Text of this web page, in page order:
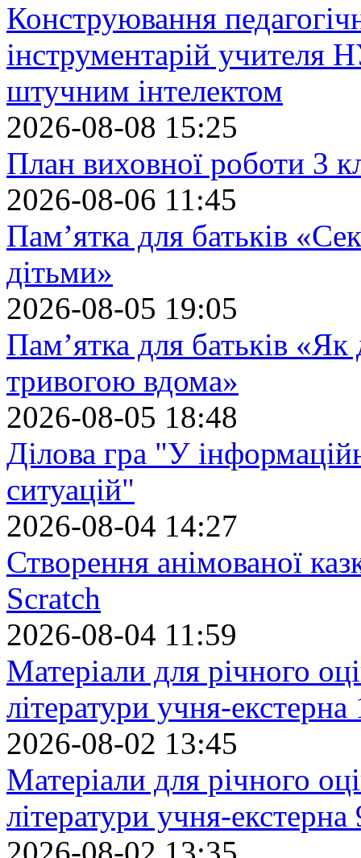
Конструювання
інструментарій учителя
штучним інтелектом
2026-08-08 15:25
План виховної роботи 3
2026-08-06 11:45
Пам’ятка для батьків
дітьми»
2026-08-05 19:05
Пам’ятка для батьків
тривогою вдома»
2026-08-05 18:48
Ділова гра "У
ситуацій"
2026-08-04 14:27
Створення анімованої
Scratch
2026-08-04 11:59
Матеріали для річного
літератури учня-екстерна
2026-08-02 13:45
Матеріали для річного
літератури учня-екстерна